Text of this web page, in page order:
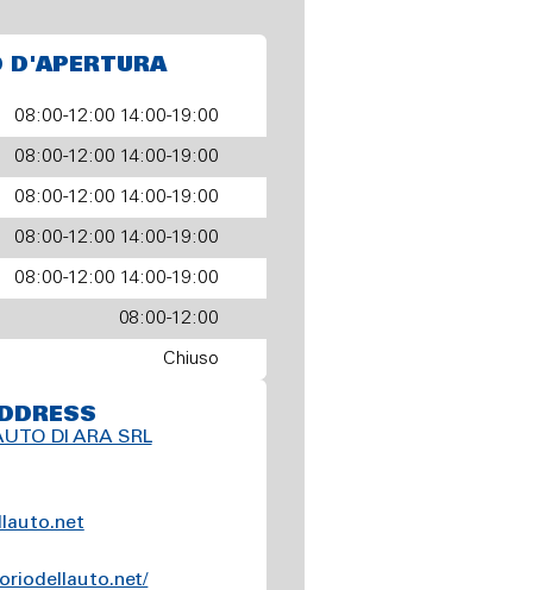
D'APERTURA
08:00-12:00 14:00-19:00
08:00-12:00 14:00-19:00
08:00-12:00 14:00-19:00
08:00-12:00 14:00-19:00
08:00-12:00 14:00-19:00
08:00-12:00
Chiuso
DI ARA SRL